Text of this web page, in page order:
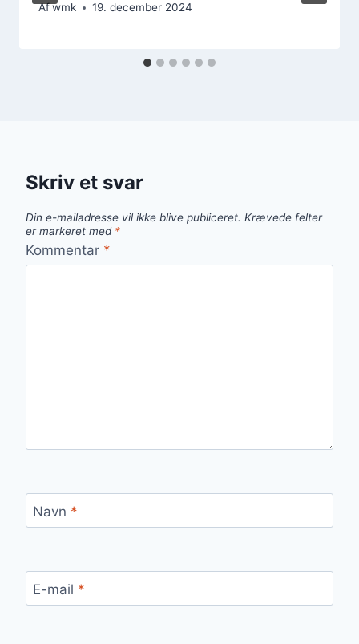
Afwmk 19. december 2024
Skriv et svar
Din e-mailadresse vil ikke blive publiceret. Krævede felter
er markeret med *
Kommentar *
Navn *
E-mail *